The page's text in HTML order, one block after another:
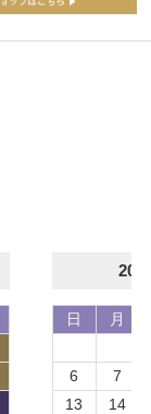
日 月
6
7
13
14